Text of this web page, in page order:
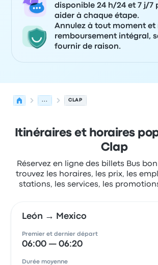
disponible 24 h/24 et 7 j/7
aider à chaque étape.
Annulez à tout moment et
remboursement intégral,
fournir de raison.
... CLAP
Itinéraires et horaires
Clap
Réservez en ligne des billets Bus
trouvez les horaires, les prix, les
stations, les services, les
León → Mexico
Premier et dernier départ
06:00 — 06:20
Durée moyenne